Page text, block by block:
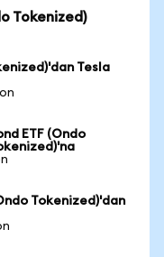
Tokenized)
Tesla
ETF (Ondo
Tokenized)'dan